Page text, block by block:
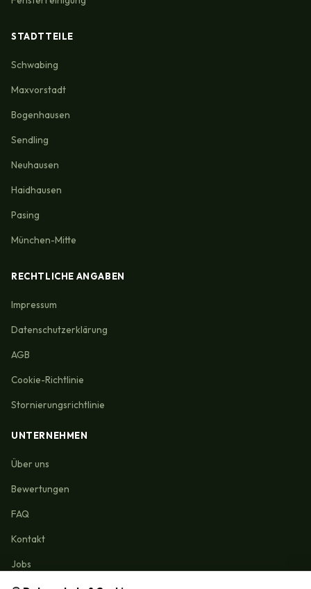
STADTTEILE
Schwabing
Maxvorstadt
Bogenhausen
Sendling
Neuhausen
Haidhausen
Pasing
München-Mitte
RECHTLICHE ANGABEN
Impressum
Datenschutzerklärung
AGB
Cookie-Richtlinie
Stornierungsrichtlinie
UNTERNEHMEN
Über uns
Bewertungen
FAQ
Kontakt
Jobs